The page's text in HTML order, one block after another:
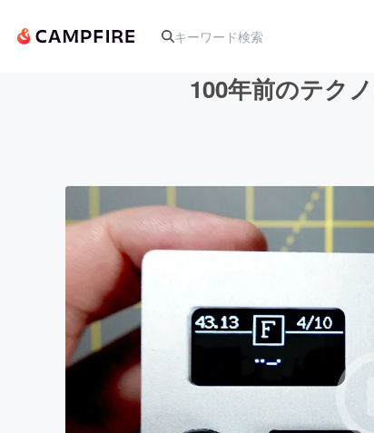
アート・写真
映像・映画
ビジネス・起業
まちづくり・地域活性化
100年前のテク